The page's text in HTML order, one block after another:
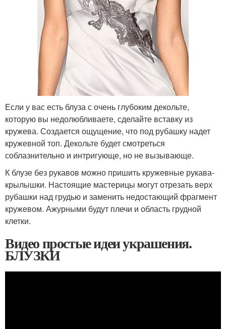
Если у вас есть блуза с очень глубоким декольте,
которую вы недолюбливаете, сделайте вставку из
кружева. Создается ощущение, что под рубашку надет
кружевной топ. Декольте будет смотреться
соблазнительно и интригующе, но не вызывающе.
К блузе без рукавов можно пришить кружевные рукава-
крылышки. Настоящие мастерицы могут отрезать верх
рубашки над грудью и заменить недостающий фрагмент
кружевом. Ажурными будут плечи и область грудной
клетки.
Видео простые идеи украшения.
БЛУЗКИ